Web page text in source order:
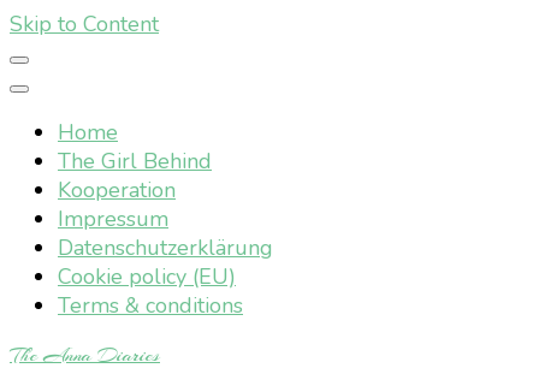
Skip to Content
Home
The Girl Behind
Kooperation
Impressum
Datenschutzerklärung
Cookie policy (EU)
Terms & conditions
The Anna Diaries